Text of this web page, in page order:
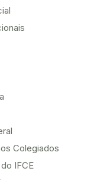
Colegiados
IFCE